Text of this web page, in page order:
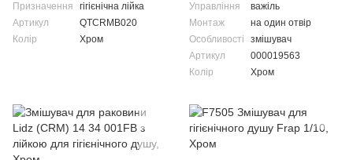
Призначення
гігієнічна лійка
Артикул
QTCRMB020
Колір
Хром
Управління
важіль
Монтаж
на один отвір
Особливості
змішувач
Артикул
000019563
Колір
Хром